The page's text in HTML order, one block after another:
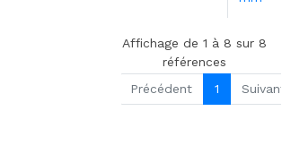
Affichage de 1 à 8 sur 8
références
Précédent
1 Suivant